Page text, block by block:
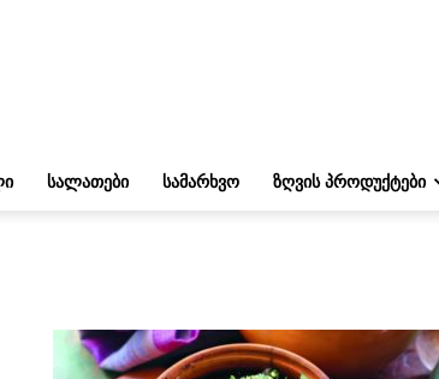
ᲡᲐᲚᲐᲗᲔᲑᲘ ᲡᲐᲛᲐᲠᲮᲕᲝ ᲖᲦᲕᲘᲡ ᲞᲠᲝᲓᲣᲥᲢᲔᲑᲘ